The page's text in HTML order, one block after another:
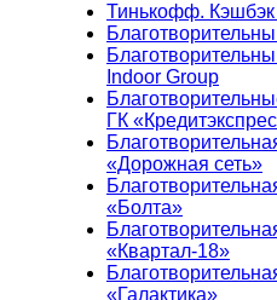
Тинькофф. Кэшбэк
Indoor Group
ГК
«Дорожная сеть»
«Болта»
«Квартал-18»
«Галактика»